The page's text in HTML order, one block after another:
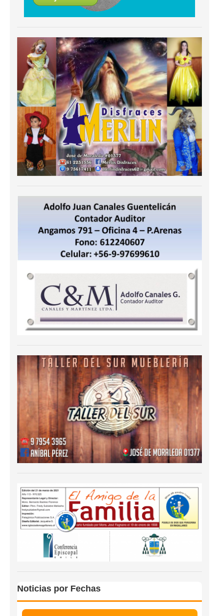
Noticias por Fechas